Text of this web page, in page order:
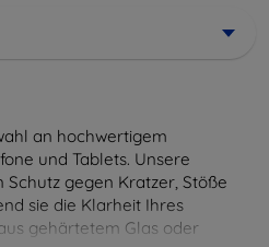
an hochwertigem
und Tablets. Unsere
gegen Kratzer, Stöße
sie die Klarheit Ihres
gehärtetem Glas oder